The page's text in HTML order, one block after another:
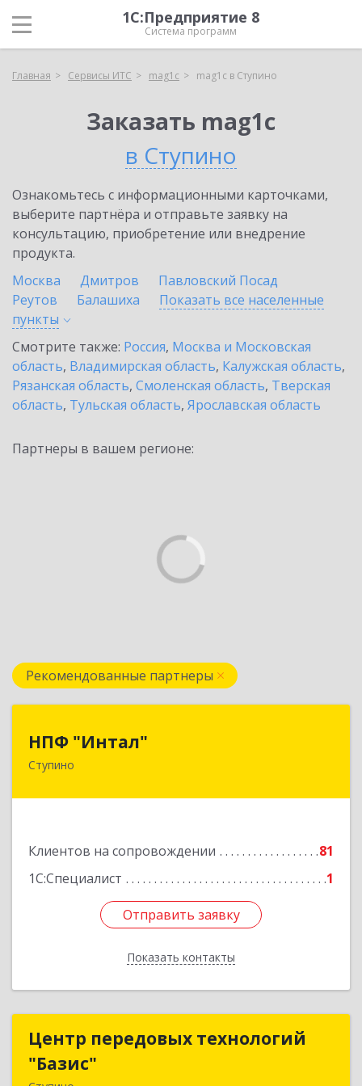
1С:Предприятие 8
Система программ
Главная Сервисы ИТС mag1c mag1c в Ступино
Заказать mag1c
в Ступино
Ознакомьтесь с информационными карточками,
выберите партнёра и отправьте заявку на
консультацию, приобретение или внедрение
продукта.
Москва
Дмитров
Павловский Посад
Реутов
Балашиха
Показать все населенные
пункты
Смотрите также: Россия, Москва и Московская
область, Владимирская область, Калужская область,
Рязанская область, Смоленская область, Тверская
область, Тульская область, Ярославская область
Партнеры в вашем регионе:
Рекомендованные партнеры
НПФ "Интал"
Ступино
Клиентов на сопровождении
81
1С:Специалист
1
Отправить заявку
Показать контакты
142800, Московская обл, Ступинский р-н,
Отправить заявку
Назад
Центр передовых технологий
"Базис"
Центр передовых технологий